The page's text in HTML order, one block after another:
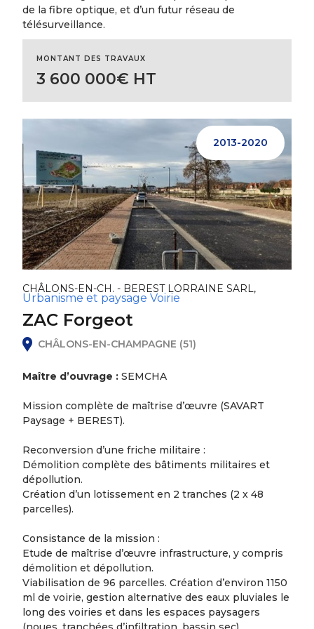
de la fibre optique, et d’un futur réseau de
télésurveillance.
MONTANT DES TRAVAUX
3 600 000€ HT
2013-2020
CHÂLONS-EN-CH. - BEREST LORRAINE SARL,
Urbanisme et paysage Voirie
ZAC Forgeot
CHÂLONS-EN-CHAMPAGNE (51)
Maître d’ouvrage : SEMCHA
Mission complète de maîtrise d’œuvre (SAVART
Paysage + BEREST).
Reconversion d’une friche militaire :
Démolition complète des bâtiments militaires et
dépollution.
Création d’un lotissement en 2 tranches (2 x 48
parcelles).
Consistance de la mission :
Etude de maîtrise d’œuvre infrastructure, y compris
démolition et dépollution.
Viabilisation de 96 parcelles. Création d’environ 1150
ml de voirie, gestion alternative des eaux pluviales le
long des voiries et dans les espaces paysagers